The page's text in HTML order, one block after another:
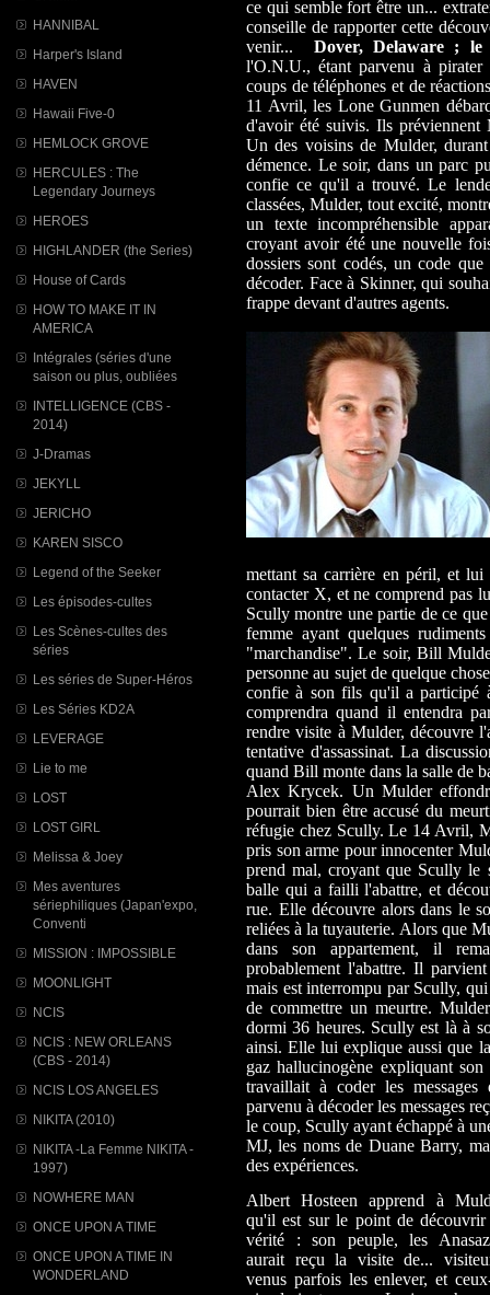
HANNIBAL
Harper's Island
HAVEN
Hawaii Five-0
HEMLOCK GROVE
HERCULES : The
Legendary Journeys
HEROES
HIGHLANDER (the Series)
House of Cards
HOW TO MAKE IT IN
AMERICA
Intégrales (séries d'une
saison ou plus, oubliées
INTELLIGENCE (CBS -
2014)
J-Dramas
JEKYLL
JERICHO
KAREN SISCO
Legend of the Seeker
Les épisodes-cultes
Les Scènes-cultes des
séries
Les séries de Super-Héros
Les Séries KD2A
LEVERAGE
Lie to me
LOST
LOST GIRL
Melissa & Joey
Mes aventures
sériephiliques (Japan'expo,
Conventi
MISSION : IMPOSSIBLE
MOONLIGHT
NCIS
NCIS : NEW ORLEANS
(CBS - 2014)
NCIS LOS ANGELES
NIKITA (2010)
NIKITA -La Femme NIKITA -
1997)
NOWHERE MAN
ONCE UPON A TIME
ONCE UPON A TIME IN
WONDERLAND
ce qui semble fort être un...
conseille de rapporter cette
venir... Dover, Delaware ;
l'O.N.U., étant parvenu à pirater
coups de téléphones et de
11 Avril, les Lone Gunmen
d'avoir été suivis. Ils
Un des voisins de Mulder,
démence. Le soir, dans un parc
confie ce qu'il a trouvé. Le
classées, Mulder, tout excité,
un texte incompréhensible
croyant avoir été une nouvelle
dossiers sont codés, un code
décoder. Face à Skinner, qui
frappe devant d'autres agents.
mettant sa carrière en péril, et lui
contacter X, et ne comprend pas
Scully montre une partie de ce
femme ayant quelques
"marchandise". Le soir, Bill
personne au sujet de quelque
confie à son fils qu'il a participé
comprendra quand il entendra
rendre visite à Mulder, découvre
tentative d'assassinat. La
quand Bill monte dans la salle de
Alex Krycek. Un Mulder
pourrait bien être accusé du
réfugie chez Scully. Le 14 Avril,
pris son arme pour innocenter
prend mal, croyant que Scully le
balle qui a failli l'abattre, et
rue. Elle découvre alors dans le
reliées à la tuyauterie. Alors que
dans son appartement, il
probablement l'abattre. Il
mais est interrompu par Scully,
de commettre un meurtre.
dormi 36 heures. Scully est là à
ainsi. Elle lui explique aussi que
gaz hallucinogène expliquant
travaillait à coder les
parvenu à décoder les messages
le coup, Scully ayant échappé à
MJ, les noms de Duane Barry,
des expériences.
Albert Hosteen apprend à
qu'il est sur le point de
vérité : son peuple, les
aurait reçu la visite de...
venus parfois les enlever, et